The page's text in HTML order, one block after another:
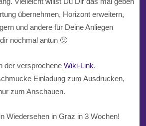
übernehmen, Horizont erweitern,
und andere für Deine Anliegen
nochmal antun 🙂
der versprochene Wiki-Link.
Einladung zum Ausdrucken,
zum Anschauen.
Wiedersehen in Graz in 3 Wochen!